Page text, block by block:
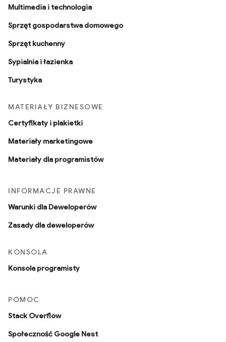
Multimedia i technologia
Sprzęt gospodarstwa domowego
Sprzęt kuchenny
Sypialnia i łazienka
Turystyka
MATERIAŁY BIZNESOWE
Certyfikaty i plakietki
Materiały marketingowe
Materiały dla programistów
INFORMACJE PRAWNE
Warunki dla Deweloperów
Zasady dla deweloperów
KONSOLA
Konsola programisty
POMOC
Stack Overflow
Społeczność Google Nest